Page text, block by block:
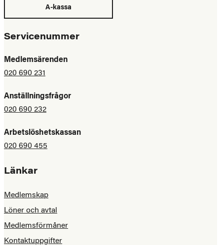
A-kassa
Servicenummer
Medlemsärenden
020 690 231
Anställningsfrågor
020 690 232
Arbetslöshetskassan
020 690 455
Länkar
Medlemskap
Löner och avtal
Medlemsförmåner
Kontaktuppgifter